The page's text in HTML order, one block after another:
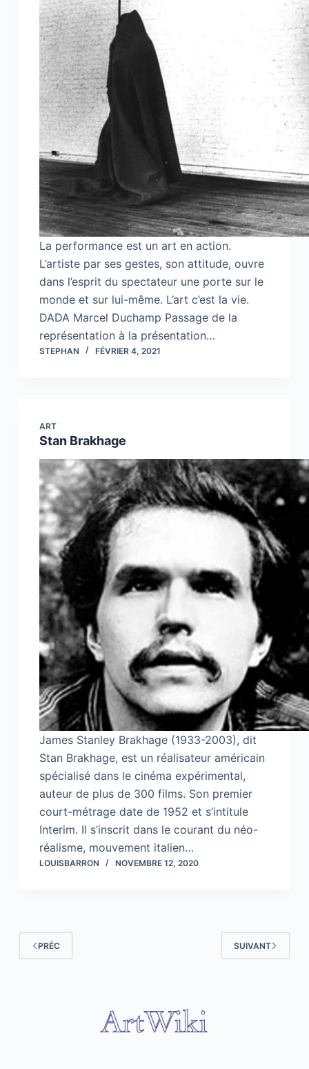
La performance est un art en action.
L’artiste par ses gestes, son attitude, ouvre
dans l’esprit du spectateur une porte sur le
monde et sur lui-même. L’art c’est la vie.
DADA Marcel Duchamp Passage de la
représentation à la présentation…
STEPHAN FÉVRIER 4, 2021
ART
Stan Brakhage
James Stanley Brakhage (1933-2003), dit
Stan Brakhage, est un réalisateur américain
spécialisé dans le cinéma expérimental,
auteur de plus de 300 films. Son premier
court-métrage date de 1952 et s’intitule
Interim. Il s’inscrit dans le courant du néo-
réalisme, mouvement italien…
LOUISBARRON NOVEMBRE 12, 2020
PRÉC SUIVANT